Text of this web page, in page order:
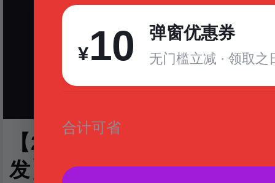
【2016年每周二·周五·晚上
发】桂林山水·漓江美景·银
¥10 弹窗优惠券
无门槛立减 · 领取之
合计可省